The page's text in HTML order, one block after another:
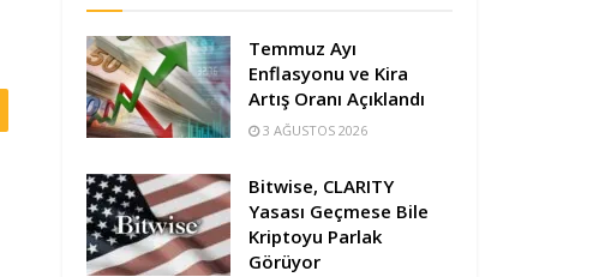
Temmuz Ayı
Enflasyonu ve Kira
Artış Oranı Açıklandı
3 AĞUSTOS 2026
Bitwise, CLARITY
Yasası Geçmese Bile
Kriptoyu Parlak
Görüyor